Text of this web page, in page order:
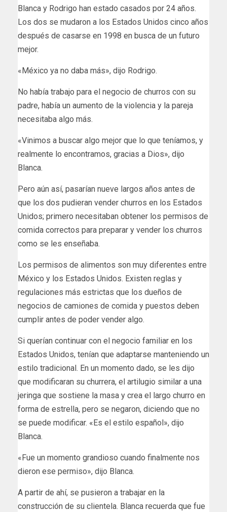
Blanca y Rodrigo han estado casados por 24 años.
Los dos se mudaron a los Estados Unidos cinco años
después de casarse en 1998 en busca de un futuro
mejor.
«México ya no daba más», dijo Rodrigo.
No había trabajo para el negocio de churros con su
padre, había un aumento de la violencia y la pareja
necesitaba algo más.
«Vinimos a buscar algo mejor que lo que teníamos, y
realmente lo encontramos, gracias a Dios», dijo
Blanca.
Pero aún así, pasarían nueve largos años antes de
que los dos pudieran vender churros en los Estados
Unidos; primero necesitaban obtener los permisos de
comida correctos para preparar y vender los churros
como se les enseñaba.
Los permisos de alimentos son muy diferentes entre
México y los Estados Unidos. Existen reglas y
regulaciones más estrictas que los dueños de
negocios de camiones de comida y puestos deben
cumplir antes de poder vender algo.
Si querían continuar con el negocio familiar en los
Estados Unidos, tenían que adaptarse manteniendo un
estilo tradicional. En un momento dado, se les dijo
que modificaran su churrera, el artilugio similar a una
jeringa que sostiene la masa y crea el largo churro en
forma de estrella, pero se negaron, diciendo que no
se puede modificar. «Es el estilo español», dijo
Blanca.
«Fue un momento grandioso cuando finalmente nos
dieron ese permiso», dijo Blanca.
A partir de ahí, se pusieron a trabajar en la
construcción de su clientela. Blanca recuerda que fue